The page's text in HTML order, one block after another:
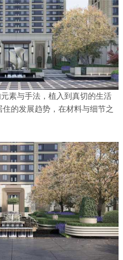
素与手法，植入到真切的生活
的发展趋势，在材料与细节之